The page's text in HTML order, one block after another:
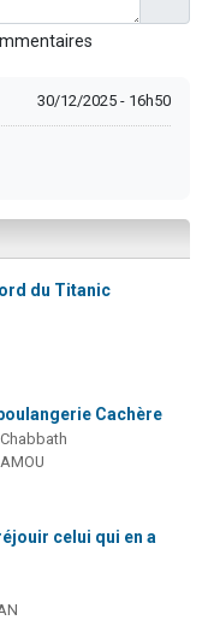
30/12/2025 - 16h50
du Titanic
Cachère
celui qui en a